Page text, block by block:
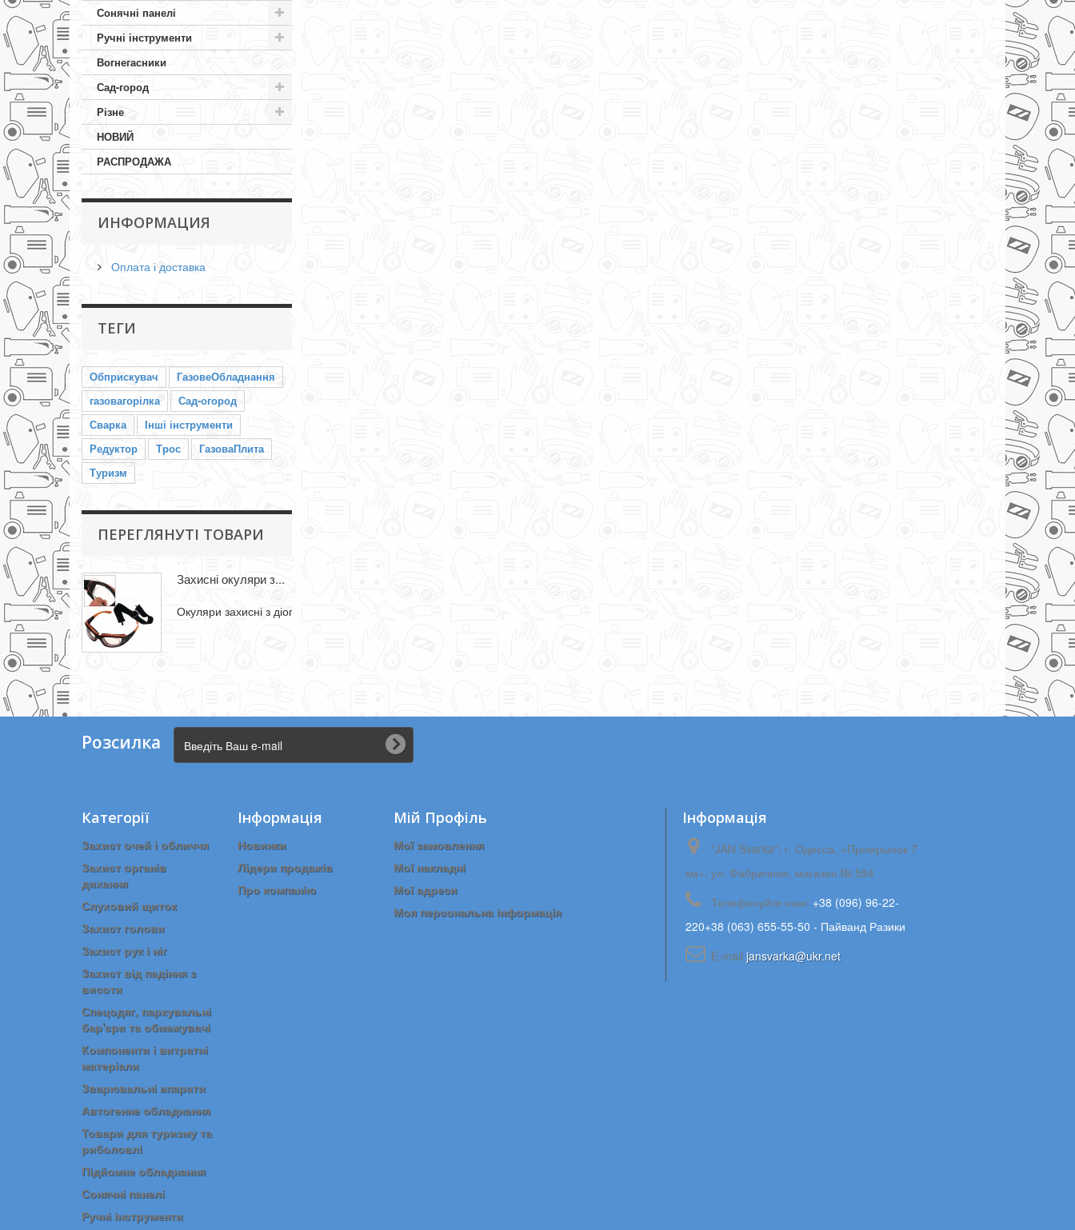
Сонячні панелі
Ручні інструменти
Вогнегасники
Сад-город
Різне
НОВИЙ
РАСПРОДАЖА
ИНФОРМАЦИЯ
Оплата і доставка
ТЕГИ
Обприскувач
ГазовеОбладнання
газовагорілка
Сад-огород
Сварка
Інші інструменти
Редуктор
Трос
ГазоваПлита
Туризм
ПЕРЕГЛЯНУТІ ТОВАРИ
Захисні окуляри з...
Окуляри захисні з діоптріями LOOKS це...
Розсилка
Категорії
Захист очей і обличчя
Захист органів
дихання
Слуховий щиток
Захист голови
Захист рук і ніг
Захист від падіння з
висоти
Спецодяг, паркувальні
бар'єри та обмежувачі
Компоненти і витратні
матеріали
Зварювальні апарати
Автогенне обладнання
Товари для туризму та
риболовлі
Підйомне обладнання
Сонячні панелі
Ручні інструменти
Інформація
Новинки
Лідери продажів
Про компанію
Мій Профіль
Мої замовлення
Мої накладні
Мої адреси
Моя персональна інформація
Iнформація
"JAN Svarka", г. Одесса, «Промрынок 7
км», ул. Фабричная, магазин № 594
Телефонуйте нам: +38 (096) 96-22-
220+38 (063) 655-55-50 - Пайванд Разики
E-maіl jansvarka@ukr.net